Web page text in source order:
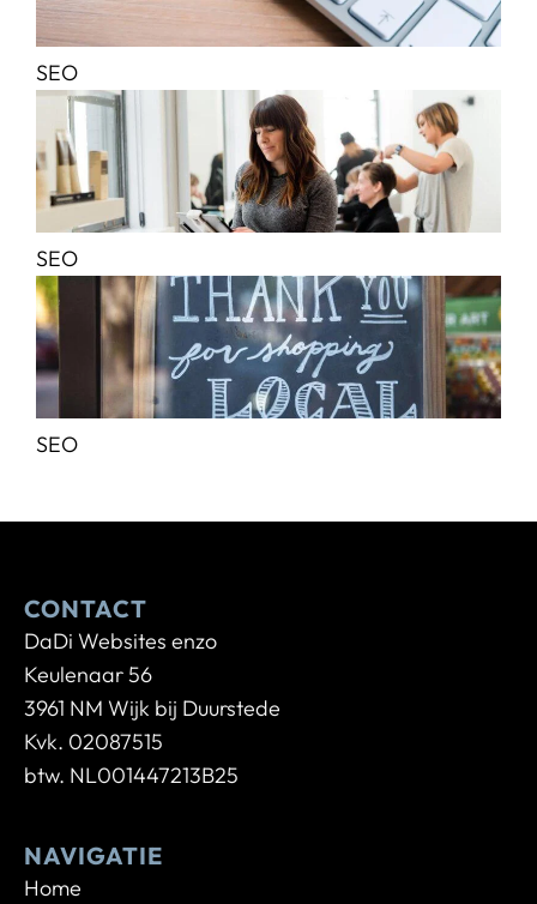
SEO
SEO
SEO
CONTACT
DaDi Websites enzo
Keulenaar 56
3961 NM Wijk bij Duurstede
Kvk. 02087515
btw. NL001447213B25
NAVIGATIE
Home